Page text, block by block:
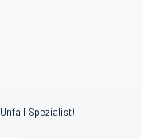
Spezialist)